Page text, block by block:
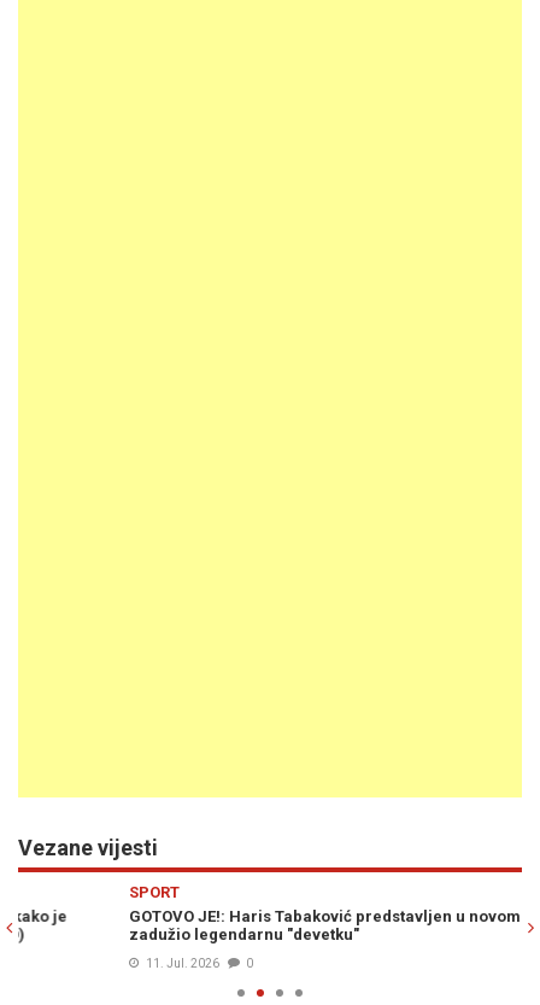
Vezane vijesti
GOTOVO JE!: Haris Tabaković predstavljen u novom klubu,
zadužio legendarnu "devetku"
0